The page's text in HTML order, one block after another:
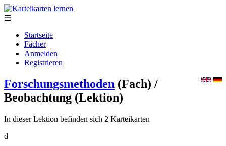
☰
Startseite
Fächer
Anmelden
Registrieren
Forschungsmethoden (Fach) /
Beobachtung (Lektion)
In dieser Lektion befinden sich 2 Karteikarten
d